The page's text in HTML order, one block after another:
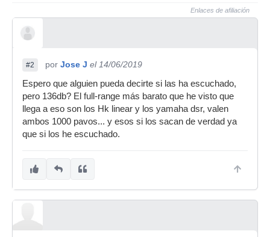
Enlaces de afiliación
#2 por Jose J el 14/06/2019
Espero que alguien pueda decirte si las ha escuchado,
pero 136db? El full-range más barato que he visto que
llega a eso son los Hk linear y los yamaha dsr, valen
ambos 1000 pavos... y esos si los sacan de verdad ya
que si los he escuchado.